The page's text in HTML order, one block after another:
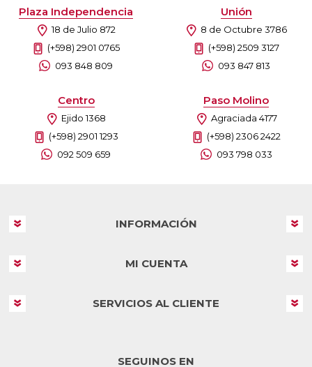
Plaza Independencia
18 de Julio 872
(+598) 2901 0765
093 848 809
Unión
8 de Octubre 3786
(+598) 2509 3127
093 847 813
Centro
Ejido 1368
(+598) 2901 1293
092 509 659
Paso Molino
Agraciada 4177
(+598) 2306 2422
093 798 033
INFORMACIÓN
MI CUENTA
SERVICIOS AL CLIENTE
SEGUINOS EN